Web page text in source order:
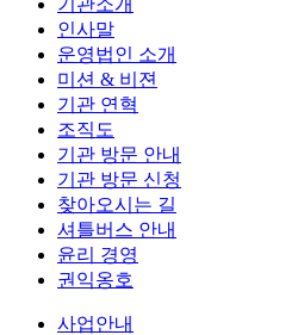
인사말
운영법인 소개
미션 & 비젼
기관 연혁
조직도
기관 방문 안내
기관 방문 신청
찾아오시는 길
셔틀버스 안내
윤리 경영
권익옹호
사업안내